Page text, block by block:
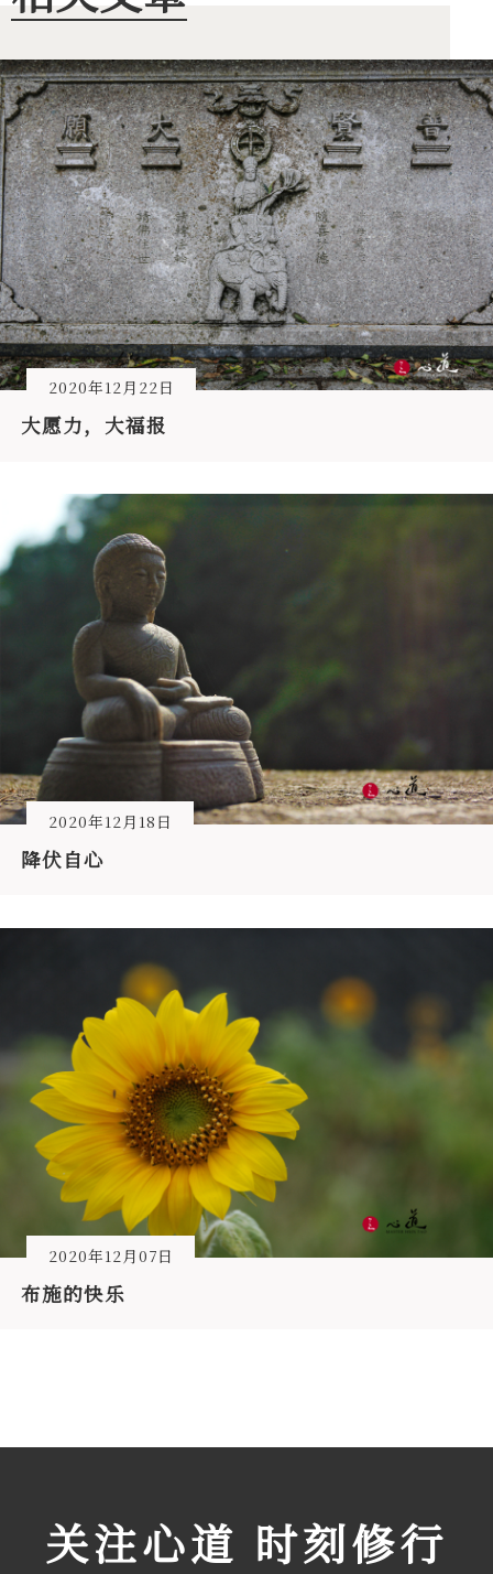
2020年12月22日
大愿力，大福报
2020年12月18日
降伏自心
2020年12月07日
布施的快乐
关注心道 时刻修行